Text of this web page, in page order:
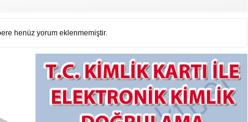
henüz yorum eklenmemiştir.